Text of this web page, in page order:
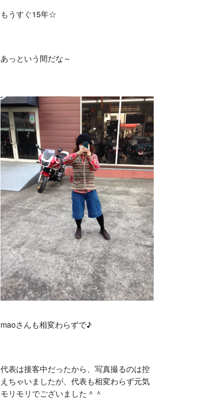
もうすぐ15年☆
あっという間だな～
maoさんも相変わらずで♪
代表は接客中だったから、写真撮るのは控
えちゃいましたが、代表も相変わらず元気
モリモリでございました＾＾